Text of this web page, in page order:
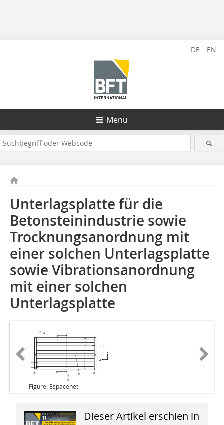
DE EN
Menü
Unterlagsplatte für die
Betonsteinindustrie sowie
Trocknungsanordnung mit
einer solchen Unterlagsplatte
sowie Vibrationsanordnung
mit einer solchen
Unterlagsplatte
Figure: Espacenet
Dieser Artikel erschien in